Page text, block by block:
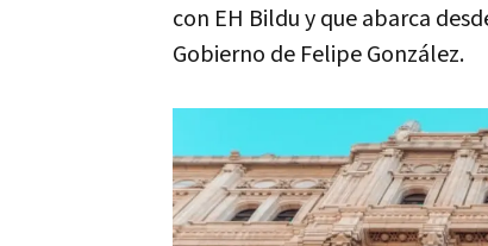
con EH Bildu y que abarca
Gobierno de Felipe González.